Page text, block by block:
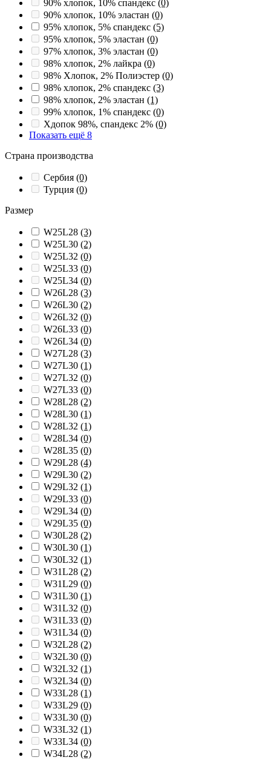
90% хлопок, 10% спандекс (0)
90% хлопок, 10% эластан (0)
95% хлопок, 5% спандекс (5)
95% хлопок, 5% эластан (0)
97% хлопок, 3% эластан (0)
98% хлопок, 2% лайкра (0)
98% Хлопок, 2% Полиэстер (0)
98% хлопок, 2% спандекс (3)
98% хлопок, 2% эластан (1)
99% хлопок, 1% спандекс (0)
Хдопок 98%, спандекс 2% (0)
Показать ещё 8
Страна производства
Сербия (0)
Турция (0)
Размер
W25L28 (3)
W25L30 (2)
W25L32 (0)
W25L33 (0)
W25L34 (0)
W26L28 (3)
W26L30 (2)
W26L32 (0)
W26L33 (0)
W26L34 (0)
W27L28 (3)
W27L30 (1)
W27L32 (0)
W27L33 (0)
W28L28 (2)
W28L30 (1)
W28L32 (1)
W28L34 (0)
W28L35 (0)
W29L28 (4)
W29L30 (2)
W29L32 (1)
W29L33 (0)
W29L34 (0)
W29L35 (0)
W30L28 (2)
W30L30 (1)
W30L32 (1)
W31L28 (2)
W31L29 (0)
W31L30 (1)
W31L32 (0)
W31L33 (0)
W31L34 (0)
W32L28 (2)
W32L30 (0)
W32L32 (1)
W32L34 (0)
W33L28 (1)
W33L29 (0)
W33L30 (0)
W33L32 (1)
W33L34 (0)
W34L28 (2)